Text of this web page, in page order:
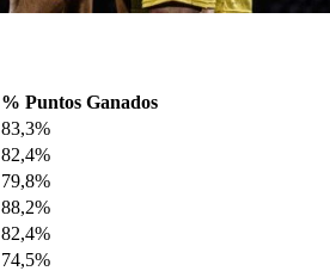
% Puntos Ganados
83,3%
82,4%
79,8%
88,2%
82,4%
74,5%